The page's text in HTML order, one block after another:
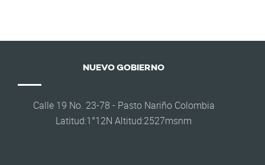
NUEVO GOBIERNO
Calle 19 No. 23-78 - Pasto Nariño Colombia
Latitud:1°12N Altitud:2527msnm